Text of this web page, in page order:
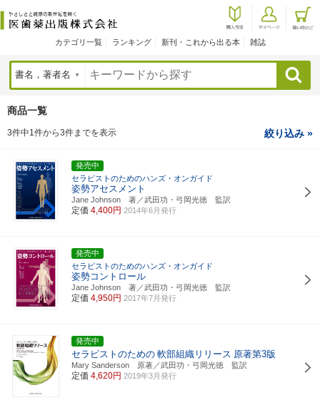
カテゴリ一覧 ランキング 新刊・これから出る本 雑誌
検索
商品一覧
3件中1件から3件までを表示 絞り込み »
発売中
セラピストのためのハンズ・オンガイド
姿勢アセスメント
Jane Johnson 著／武田功・弓岡光徳 監訳
定価 4,400円 2014年6月発行
発売中
セラピストのためのハンズ・オンガイド
姿勢コントロール
Jane Johnson 著／武田功・弓岡光徳 監訳
定価 4,950円 2017年7月発行
発売中
セラピストのための 軟部組織リリース 原著第3版
Mary Sanderson 原著／武田功・弓岡光徳 監訳
定価 4,620円 2019年3月発行